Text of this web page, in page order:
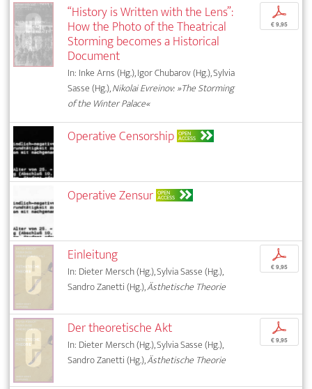
“History is Written with the Lens”:
How the Photo of the Theatrical
Storming becomes a Historical
Document
In: Inke Arns (Hg.), Igor Chubarov (Hg.), Sylvia
Sasse (Hg.),Nikolai Evreinov: »The Storming
of the Winter Palace«
p
€ 9,95
Operative Censorship OPEN
ACCESS
Operative Zensur OPEN
ACCESS
Einleitung
In: Dieter Mersch (Hg.), Sylvia Sasse (Hg.),
Sandro Zanetti (Hg.),Ästhetische Theorie
p
€ 9,95
Der theoretische Akt
In: Dieter Mersch (Hg.), Sylvia Sasse (Hg.),
Sandro Zanetti (Hg.),Ästhetische Theorie
p
€ 9,95